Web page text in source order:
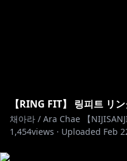
【RING FIT】 링피트 リ
채아라 / Ara Chae 【NIJISANJI
1,454views · Uploaded Feb